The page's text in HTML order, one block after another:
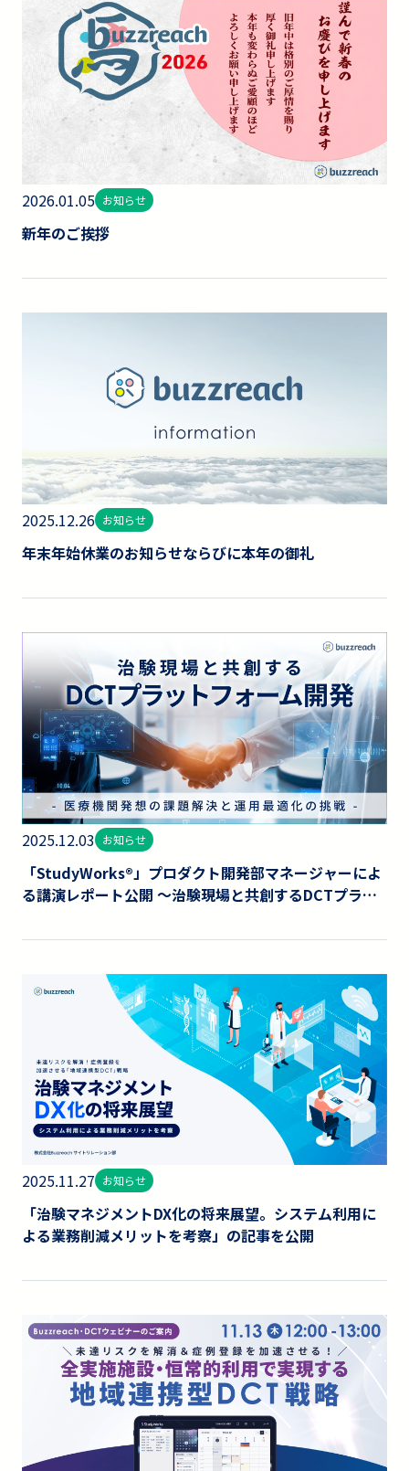
2026.01.05 お知らせ
新年のご挨拶
2025.12.26 お知らせ
年末年始休業のお知らせならびに本年の御礼
2025.12.03 お知らせ
「StudyWorks®」プロダクト開発部マネージャーによ
る講演レポート公開 〜治験現場と共創するDCTプラッ
2025.11.27 お知らせ
「治験マネジメントDX化の将来展望。システム利用に
よる業務削減メリットを考察」の記事を公開